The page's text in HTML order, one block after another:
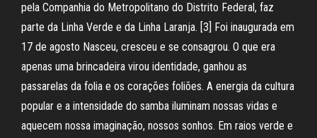
pela Companhia do Metropolitano do Distrito Federal, faz
parte da Linha Verde e da Linha Laranja. [3] Foi inaugurada em
17 de agosto Nasceu, cresceu e se consagrou. O que era
apenas uma brincadeira virou identidade, ganhou as
passarelas da folia e os corações foliões. A energia da cultura
popular e a intensidade do samba iluminam nossas vidas e
aquecem nossa imaginação, nossos sonhos. Em raios verde e